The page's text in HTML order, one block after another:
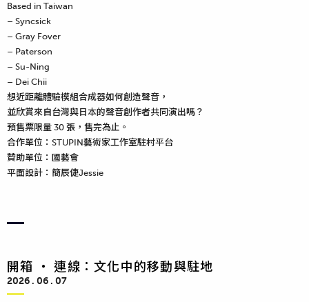
Based in Taiwan
– Syncsick
– Gray Fover
– Paterson
– Su-Ning
– Dei Chii
想近距離體驗模組合成器如何創造聲音，
並欣賞來自台灣與日本的聲音創作者共同演出嗎？
預售票限量 30 張，售完為止。
合作單位：STUPIN藝術家工作室駐村平台
贊助單位：國藝會
平面設計：簡辰倢Jessie
開箱 ‧ 連線：文化中的移動與駐地
2026 . 06 . 07